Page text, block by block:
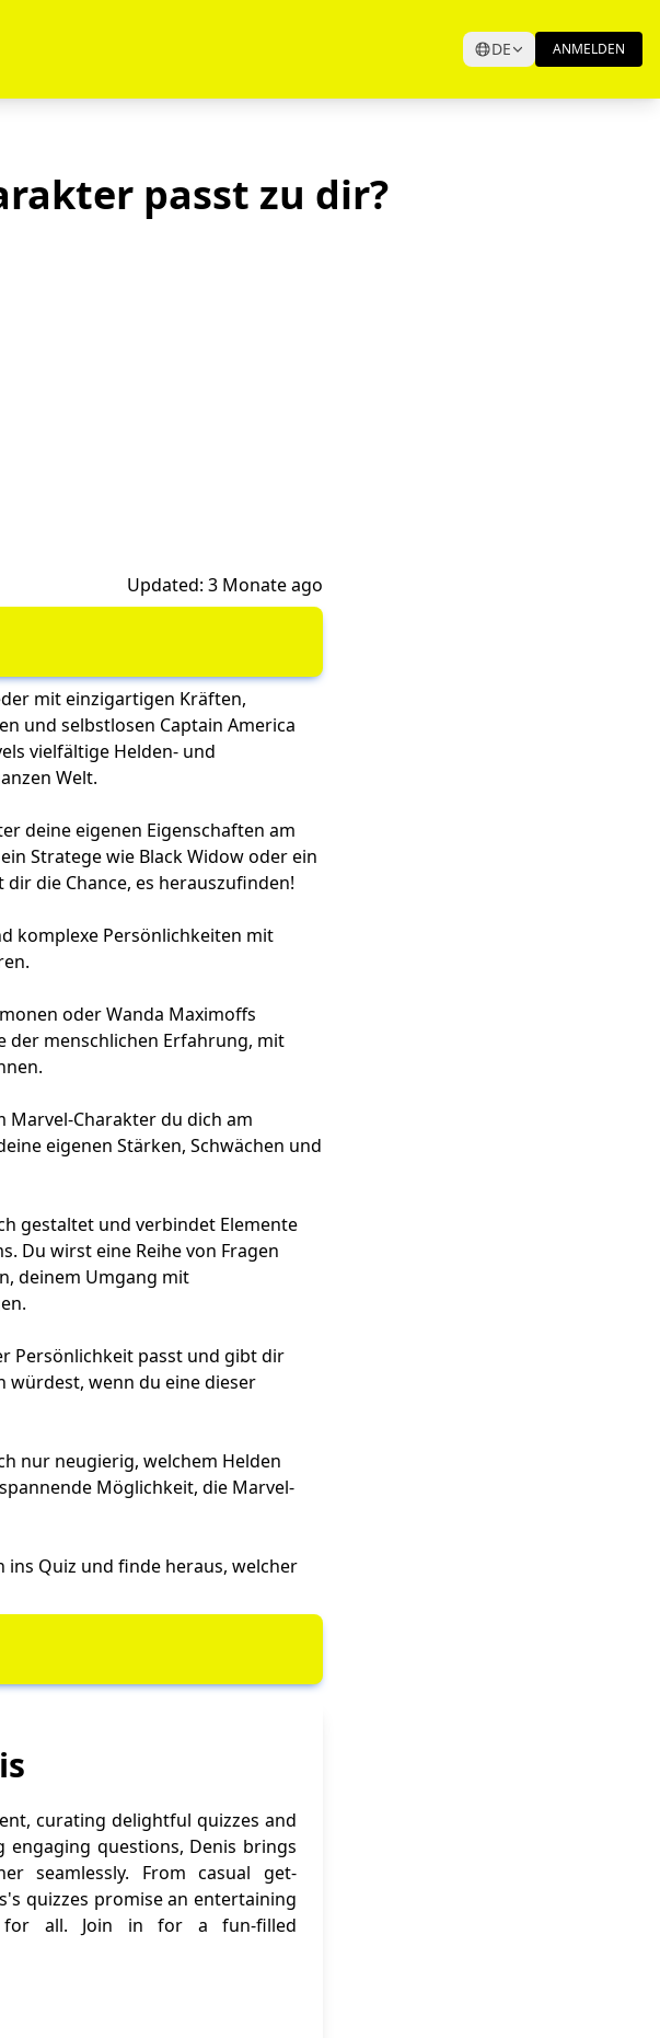
DE ANMELDEN
passt zu dir?
Updated: 3 Monate ago
mit einzigartigen Kräften,
und selbstlosen Captain America
vielfältige Helden- und
Welt.
deine eigenen Eigenschaften am
Stratege wie Black Widow oder ein
die Chance, es herauszufinden!
komplexe Persönlichkeiten mit
oder Wanda Maximoffs
der menschlichen Erfahrung, mit
Charakter du dich am
eigenen Stärken, Schwächen und
gestaltet und verbindet Elemente
Du wirst eine Reihe von Fragen
deinem Umgang mit
Persönlichkeit passt und gibt dir
würdest, wenn du eine dieser
nur neugierig, welchem Helden
Möglichkeit, die Marvel-
Quiz und finde heraus, welcher
curating delightful quizzes and
questions, Denis brings
seamlessly. From casual get-
quizzes promise an entertaining
for all. Join in for a fun-filled